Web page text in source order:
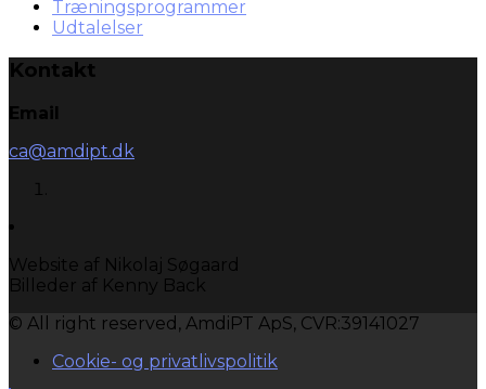
Træningsprogrammer
Udtalelser
Kontakt
Email
ca@amdipt.dk
Website af Nikolaj Søgaard
Billeder af Kenny Back
© All right reserved, AmdiPT ApS, CVR:39141027
Cookie- og privatlivspolitik